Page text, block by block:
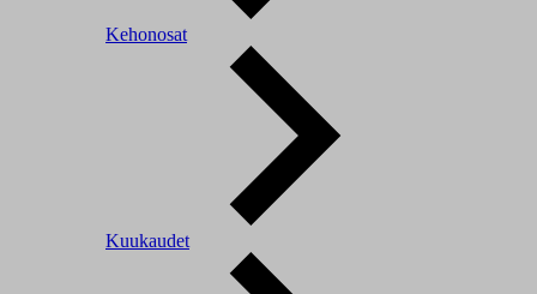
Kehonosat
Kuukaudet